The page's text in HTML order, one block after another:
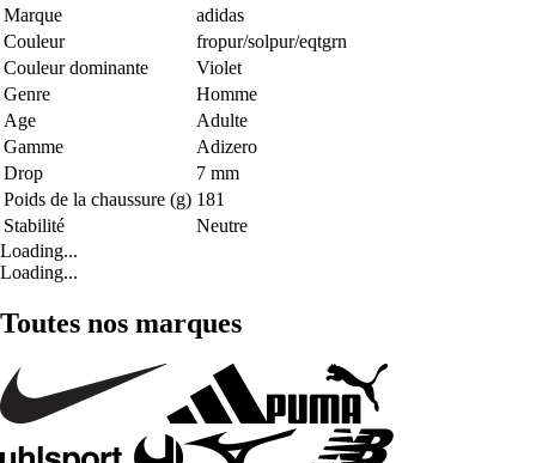
Marque
adidas
Couleur
fropur/solpur/eqtgrn
Couleur dominante
Violet
Genre
Homme
Age
Adulte
Gamme
Adizero
Drop
7 mm
Poids de la chaussure (g) 181
Stabilité
Neutre
Loading...
Loading...
Toutes nos marques